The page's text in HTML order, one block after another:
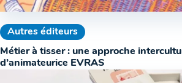
Autres éditeurs
Métier à tisser : une approche
d’animateurice EVRAS